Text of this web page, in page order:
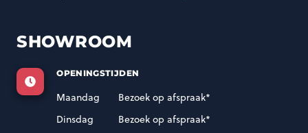
SHOWROOM
OPENINGSTIJDEN
Maandag
Bezoek op afspraak*
Dinsdag
Bezoek op afspraak*